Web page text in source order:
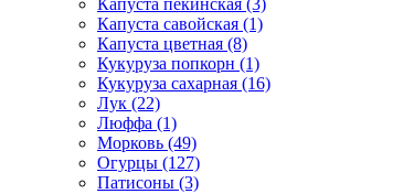
Капуста савойская (1)
Капуста цветная (8)
Кукуруза попкорн (1)
Кукуруза сахарная (16)
Лук (22)
Люффа (1)
Морковь (49)
Огурцы (127)
Патисоны (3)